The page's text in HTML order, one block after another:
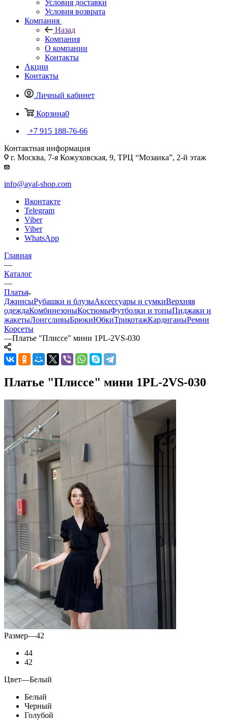
Условия доставки
Условия возврата
Компания
Назад
Компания
О компании
Контакты
Акции
Контакты
Личный кабинет
Корзина0
+7 915 188-76-66
Контактная информация
г. Москва, 7-я Кожуховская, 9, ТРЦ “Мозаика”, 2-й этаж
info@ayal-shop.com
Вконтакте
Telegram
Viber
Viber
WhatsApp
Главная
—
Каталог
—
Платья
ДжинсыРубашки и блузыАксессуары и сумкиВерхняя
одеждаКомбинезоныКостюмыФутболки и топыПиджаки и
жакетыЛонгсливыБрюкиЮбкиТрикотажКардиганыРемни
Корсеты
—Платье "Плиссе" мини 1PL-2VS-030
Платье "Плиссе" мини 1PL-2VS-030
Размер—42
44
42
Цвет—Белый
Белый
Черный
Голубой